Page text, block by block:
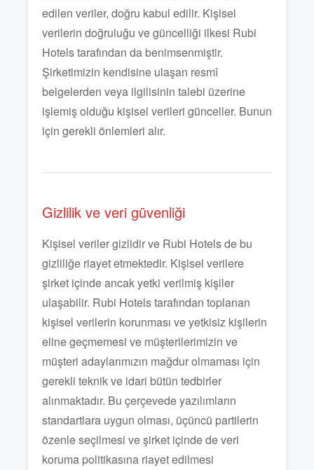
edilen veriler, doğru kabul edilir. Kişisel
verilerin doğruluğu ve güncelliği ilkesi Rubi
Hotels tarafından da benimsenmiştir.
Şirketimizin kendisine ulaşan resmî
belgelerden veya ilgilisinin talebi üzerine
işlemiş olduğu kişisel verileri günceller. Bunun
için gerekli önlemleri alır.
Gizlilik ve veri güvenliği
Kişisel veriler gizlidir ve Rubi Hotels de bu
gizliliğe riayet etmektedir. Kişisel verilere
şirket içinde ancak yetki verilmiş kişiler
ulaşabilir. Rubi Hotels tarafından toplanan
kişisel verilerin korunması ve yetkisiz kişilerin
eline geçmemesi ve müşterilerimizin ve
müşteri adaylarımızın mağdur olmaması için
gerekli teknik ve idari bütün tedbirler
alınmaktadır. Bu çerçevede yazılımların
standartlara uygun olması, üçüncü partilerin
özenle seçilmesi ve şirket içinde de veri
koruma politikasına riayet edilmesi